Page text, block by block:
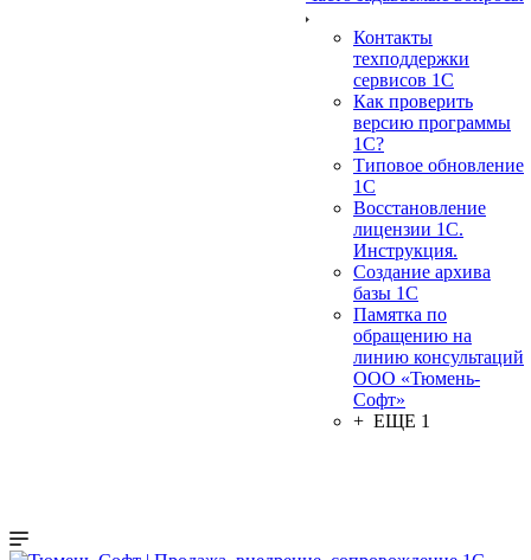
Контакты
техподдержки
сервисов 1С
Как проверить
версию программы
1С?
Типовое обновление
1С
Восстановление
лицензии 1С.
Инструкция.
Создание архива
базы 1С
Памятка по
обращению на
линию консультаций
ООО «Тюмень-
Софт»
+ ЕЩЕ 1